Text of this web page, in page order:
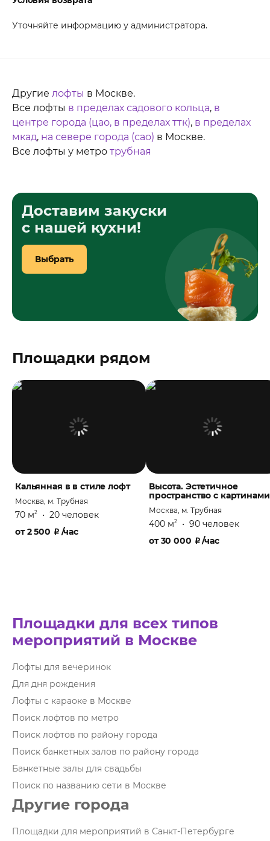
Уточняйте информацию у администратора.
Другие лофты в Москве.
Все лофты в пределах садового кольца, в
центре города (цао, в пределах ттк), в пределах
мкад, на севере города (сао) в Москве.
Все лофты у метро трубная
Доставим закуски
с нашей кухни!
Выбрать
Площадки рядом
Кальянная в в стиле лофт
Москва, м. Трубная
70 м2 • 20 человек
от2 500 ₽ /час
Высота. Эстетичное
пространство с картинами
Москва, м. Трубная
400 м2 • 90 человек
от30 000 ₽ /час
Площадки для всех типов
мероприятий в Москве
Лофты для вечеринок
Для дня рождения
Лофты с караоке в Москве
Поиск лофтов по метро
Поиск лофтов по району города
Поиск банкетных залов по району города
Банкетные залы для свадьбы
Поиск по названию сети в Москве
Другие города
Площадки для мероприятий в Санкт-Петербурге